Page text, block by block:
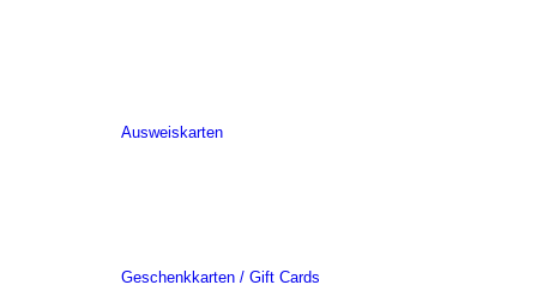
Ausweiskarten
Geschenkkarten / Gift Cards